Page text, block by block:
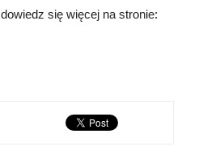
się więcej na stronie: